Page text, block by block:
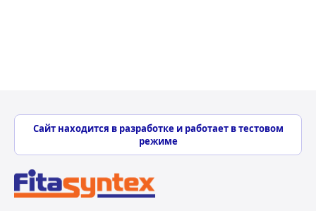
Сайт находится в разработке и работает в тестовом
режиме